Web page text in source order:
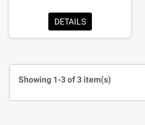
DETAILS
Showing 1-3 of 3 item(s)